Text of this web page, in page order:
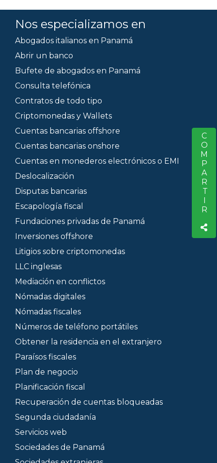
COMPARTIR
Nos especializamos en
Abogados italianos en Panamá
Abrir un banco
Bufete de abogados en Panamá
Consulta telefónica
Contratos de todo tipo
Criptomonedas y Wallets
Cuentas bancarias offshore
Cuentas bancarias onshore
Cuentas en monederos electrónicos o EMI
Deslocalización
Disputas bancarias
Escapología fiscal
Fundaciones privadas de Panamá
Inversiones offshore
Litigios sobre criptomonedas
LLC inglesas
Mediación en conflictos
Nómadas digitales
Nómadas fiscales
Números de teléfono portátiles
Obtener la residencia en el extranjero
Paraísos fiscales
Plan de negocio
Planificación fiscal
Recuperación de cuentas bloqueadas
Segunda ciudadanía
Servicios web
Sociedades de Panamá